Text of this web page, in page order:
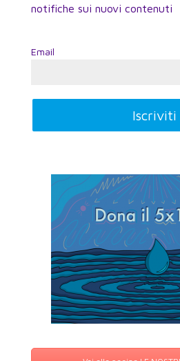
notifiche sui nuovi contenuti
Email